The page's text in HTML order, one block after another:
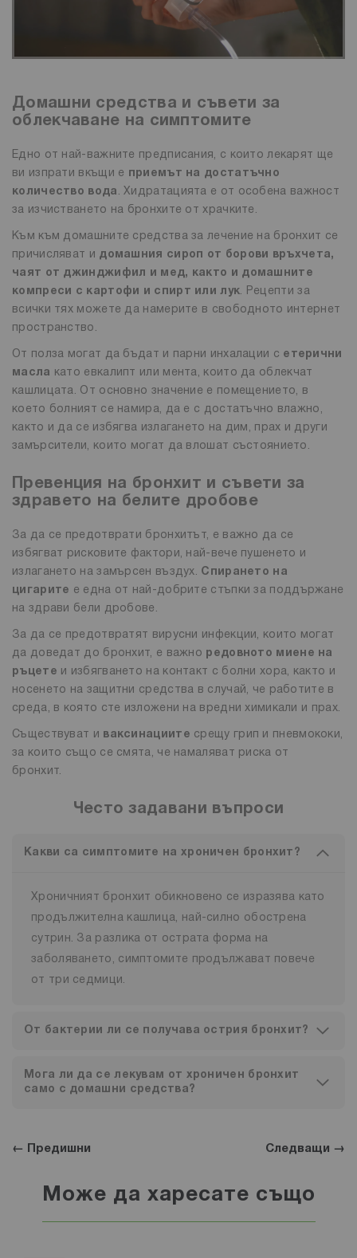
Домашни средства и съвети за
облекчаване на симптомите
Едно от най-важните предписания, с които лекарят ще
ви изпрати вкъщи е
приемът на достатъчно
количество вода . Хидратацията е от особена важност
за изчистването на бронхите от храчките.
Към към домашните средства за лечение на бронхит се
причисляват и домашния сироп от борови връхчета,
чаят от джинджифил и мед, както и домашните
компреси с картофи и спирт или лук. Рецепти за
всички тях можете да намерите в свободното интернет
пространство.
От полза могат да бъдат и парни инхалации с етерични
масла
като евкалипт или мента, които да облекчат
кашлицата. От основно значение е помещението, в
което болният се намира, да е с достатъчно влажно,
както и да се избягва излагането на дим, прах и други
замърсители, които могат да влошат състоянието.
Превенция на бронхит и съвети за
здравето на белите дробове
За да се предотврати бронхитът, е важно да се
избягват рисковите фактори, най-вече пушенето и
излагането на замърсен въздух. Спирането на
цигарите е една от най-добрите стъпки за поддържане
на здрави бели дробове.
За да се предотвратят вирусни инфекции, които могат
да доведат до бронхит, е важно
редовното миене на
ръцете и избягването на контакт с болни хора, както и
носенето на защитни средства в случай, че работите в
среда, в която сте изложени на вредни химикали и прах.
Съществуват и ваксинациите срещу грип и пневмококи,
за които също се смята, че намаляват риска от
бронхит.
Често задавани въпроси
Какви са симптомите на хроничен бронхит?
Хроничният бронхит обикновено се изразява като
продължителна кашлица, най-силно обострена
сутрин. За разлика от острата форма на
заболяването, симптомите продължават повече
от три седмици.
От бактерии ли се получава острия бронхит?
Мога ли да се лекувам от хроничен бронхит
само с домашни средства?
← Предишни Следващи →
Може да харесате също